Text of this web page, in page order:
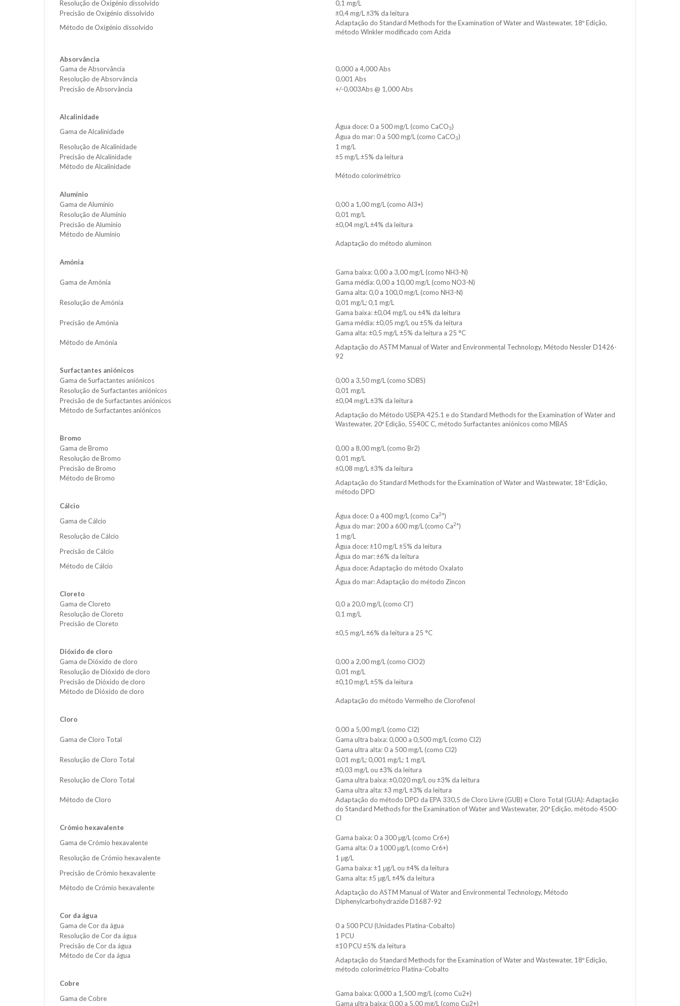
Resolução de Oxigénio dissolvido
0,1 mg/L
Precisão de Oxigénio dissolvido
±0,4 mg/L ±3% da leitura
Método de Oxigénio dissolvido
Adaptação do Standard Methods for the Examination of Water and Wastewater, 18º Edição,
método Winkler modificado com Azida
Absorvância
Gama de Absorvância
0,000 a 4,000 Abs
Resolução de Absorvância
0,001 Abs
Precisão de Absorvância
+/-0,003Abs @ 1,000 Abs
Alcalinidade
Gama de Alcalinidade
Água doce: 0 a 500 mg/L (como CaCO3)
Água do mar: 0 a 500 mg/L (como CaCO3)
Resolução de Alcalinidade
1 mg/L
Precisão de Alcalinidade
±5 mg/L ±5% da leitura
Método de Alcalinidade
Método colorimétrico
Alumínio
Gama de Alumínio
0,00 a 1,00 mg/L (como Al3+)
Resolução de Alumínio
0,01 mg/L
Precisão de Alumínio
±0,04 mg/L ±4% da leitura
Método de Alumínio
Adaptação do método aluminon
Amónia
Gama de Amónia
Gama baixa: 0,00 a 3,00 mg/L (como NH3-N)
Gama média: 0,00 a 10,00 mg/L (como NO3-N)
Gama alta: 0,0 a 100,0 mg/L (como NH3-N)
Resolução de Amónia
0,01 mg/L; 0,1 mg/L
Precisão de Amónia
Gama baixa: ±0,04 mg/L ou ±4% da leitura
Gama média: ±0,05 mg/L ou ±5% da leitura
Gama alta: ±0,5 mg/L ±5% da leitura a 25 °C
Método de Amónia
Adaptação do ASTM Manual of Water and Environmental Technology, Método Nessler D1426-
92
Surfactantes aniónicos
Gama de Surfactantes aniónicos
0,00 a 3,50 mg/L (como SDBS)
Resolução de Surfactantes aniónicos
0,01 mg/L
Precisão de de Surfactantes aniónicos
±0,04 mg/L ±3% da leitura
Método de Surfactantes aniónicos
Adaptação do Método USEPA 425.1 e do Standard Methods for the Examination of Water and
Wastewater, 20º Edição, 5540C C, método Surfactantes aniónicos como MBAS
Bromo
Gama de Bromo
0,00 a 8,00 mg/L (como Br2)
Resolução de Bromo
0,01 mg/L
Precisão de Bromo
±0,08 mg/L ±3% da leitura
Método de Bromo
Adaptação do Standard Methods for the Examination of Water and Wastewater, 18ª Edição,
método DPD
Cálcio
Gama de Cálcio
Água doce: 0 a 400 mg/L (como Ca2+)
Água do mar: 200 a 600 mg/L (como Ca2+)
Resolução de Cálcio
1 mg/L
Precisão de Cálcio
Água doce: ±10 mg/L ±5% da leitura
Água do mar: ±6% da leitura
Método de Cálcio
Água doce: Adaptação do método Oxalato
Água do mar: Adaptação do método Zincon
Cloreto
Gama de Cloreto
0,0 a 20,0 mg/L (como Cl¯)
Resolução de Cloreto
0,1 mg/L
Precisão de Cloreto
±0,5 mg/L ±6% da leitura a 25 °C
Dióxido de cloro
Gama de Dióxido de cloro
0,00 a 2,00 mg/L (como ClO2)
Resolução de Dióxido de cloro
0,01 mg/L
Precisão de Dióxido de cloro
±0,10 mg/L ±5% da leitura
Método de Dióxido de cloro
Adaptação do método Vermelho de Clorofenol
Cloro
Gama de Cloro Total
0,00 a 5,00 mg/L (como Cl2)
Gama ultra baixa: 0,000 a 0,500 mg/L (como Cl2)
Gama ultra alta: 0 a 500 mg/L (como Cl2)
Resolução de Cloro Total
0,01 mg/L; 0,001 mg/L; 1 mg/L
Resolução de Cloro Total
±0,03 mg/L ou ±3% da leitura
Gama ultra baixa: ±0,020 mg/L ou ±3% da leitura
Gama ultra alta: ±3 mg/L ±3% da leitura
Método de Cloro
Adaptação do método DPD da EPA 330,5 de Cloro Livre (GUB) e Cloro Total (GUA): Adaptação
do Standard Methods for the Examination of Water and Wastewater, 20ª Edição, método 4500-
Cl
Crómio hexavalente
Gama de Crómio hexavalente
Gama baixa: 0 a 300 μg/L (como Cr6+)
Gama alta: 0 a 1000 μg/L (como Cr6+)
Resolução de Crómio hexavalente
1 μg/L
Precisão de Crómio hexavalente
Gama baixa: ±1 μg/L ou ±4% da leitura
Gama alta: ±5 μg/L ±4% da leitura
Método de Crómio hexavalente
Adaptação do ASTM Manual of Water and Environmental Technology, Método
Diphenylcarbohydrazide D1687-92
Cor da água
Gama de Cor da água
0 a 500 PCU (Unidades Platina-Cobalto)
Resolução de Cor da água
1 PCU
Precisão de Cor da água
±10 PCU ±5% da leitura
Método de Cor da água
Adaptação do Standard Methods for the Examination of Water and Wastewater, 18º Edição,
método colorimétrico Platina-Cobalto
Cobre
Gama de Cobre
Gama baixa: 0,000 a 1,500 mg/L (como Cu2+)
Gama ultra baixa: 0,00 a 5,00 mg/L (como Cu2+)